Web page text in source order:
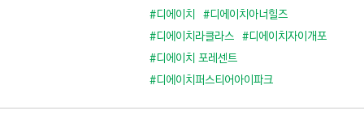
#디에이치 #디에이치아너힐즈
#디에이치라클라스 #디에이치자이개포
#디에이치 포레센트
#디에이치퍼스티어아이파크